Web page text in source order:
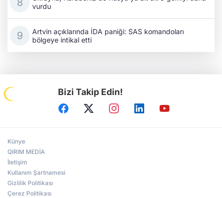
vurdu
Artvin açıklarında İDA paniği: SAS komandoları
bölgeye intikal etti
Bizi Takip Edin!
Künye
QIRIM MEDİA
İletişim
Kullanım Şartnamesi
Gizlilik Politikası
Çerez Politikası